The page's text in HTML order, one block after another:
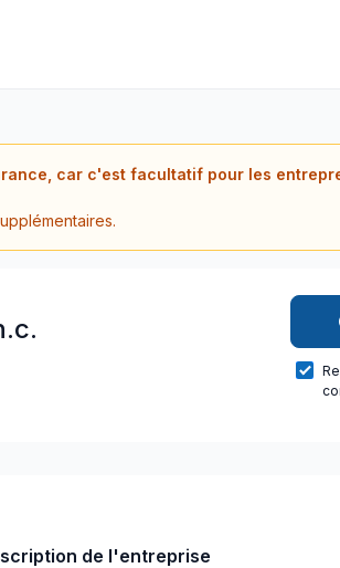
car c'est facultatif pour les
de l'entreprise